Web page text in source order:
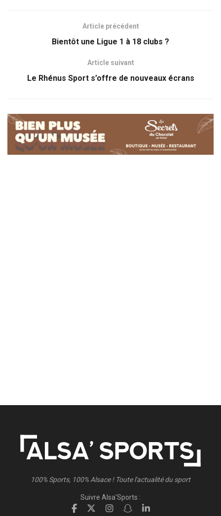
Article précédent
Bientôt une Ligue 1 à 18 clubs ?
Article suivant
Le Rhénus Sport s’offre de nouveaux écrans
100% Sports, 100% Alsace ! Toute l'actualité du sport
Suivre Alsa'Sports :